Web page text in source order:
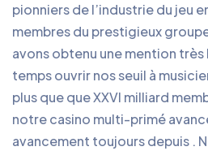
pionniers de l’industrie du jeu
membres du prestigieux
avons obtenu une mention
temps ouvrir nos seuil à
plus que que XXVI milliard
notre casino multi-primé
avancement toujours depuis .